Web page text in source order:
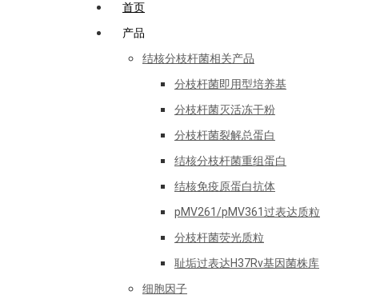
首页
产品
结核分枝杆菌相关产品
分枝杆菌即用型培养基
分枝杆菌灭活冻干粉
分枝杆菌裂解总蛋白
结核分枝杆菌重组蛋白
结核免疫原蛋白抗体
pMV261/pMV361过表达质粒
分枝杆菌荧光质粒
耻垢过表达H37Rv基因菌株库
细胞因子